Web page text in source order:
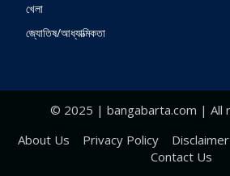
খেলা
জ্যোতিষ/আধ্যাত্মিকতা
© 2025 | bangabarta.com | All
About Us
Privacy Policy Disclaimer
Contact Us